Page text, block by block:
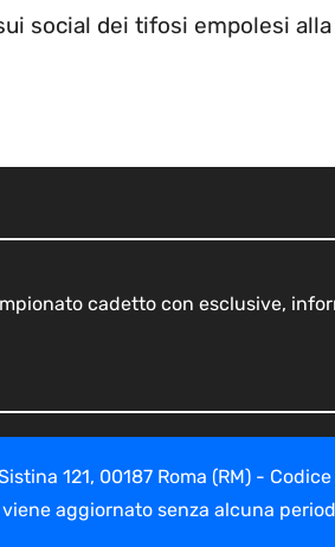
social dei tifosi empolesi
cadetto con esclusive,
121, 00187 Roma (RM) -
aggiornato senza alcuna